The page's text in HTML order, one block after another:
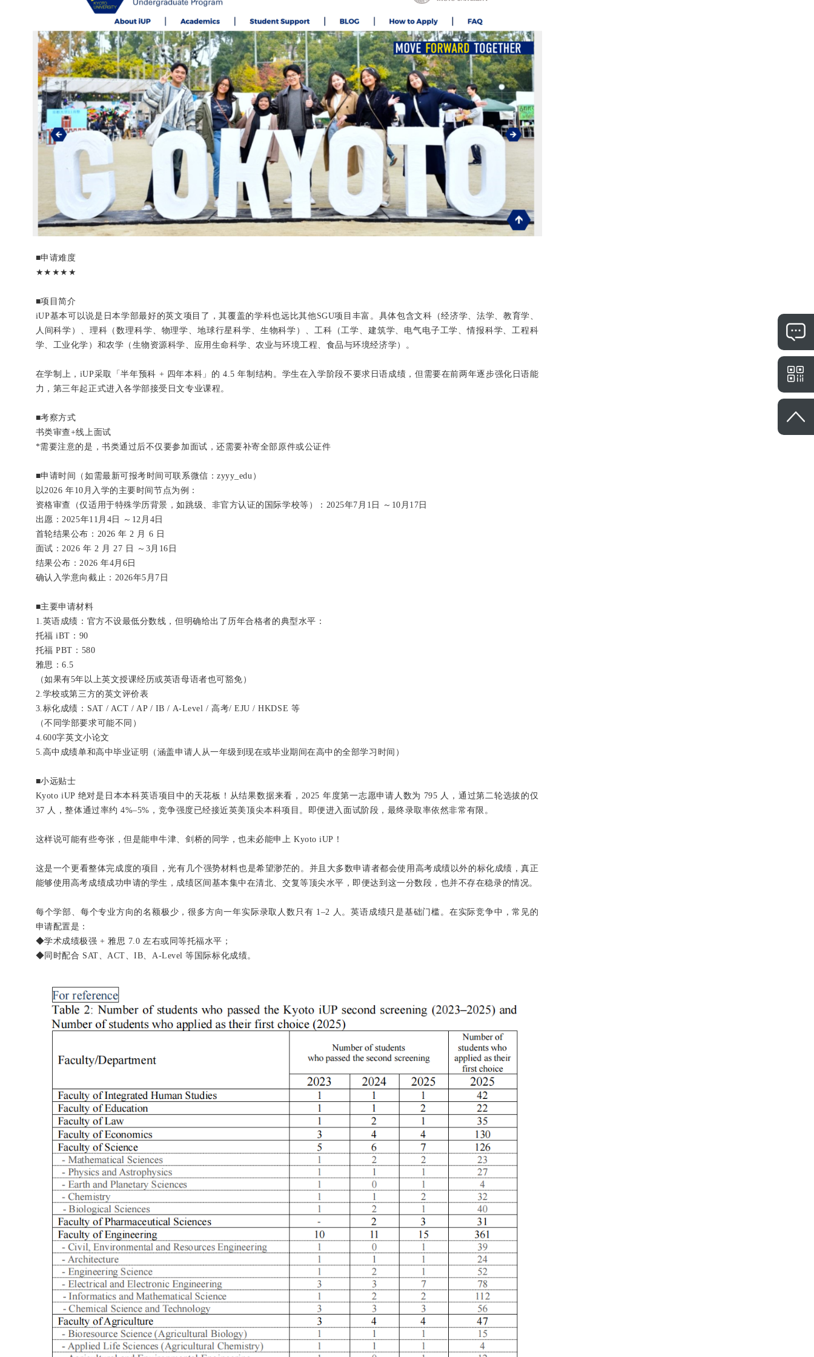
■申请难度
★★★★★
■项目简介
iUP基本可以说是日本学部最好的英文项目了，其覆盖的学科也远比其他SGU项目丰富。具体包含文科（经济学、法学、教育学、
人间科学）、理科（数理科学、物理学、地球行星科学、生物科学）、工科（工学、建筑学、电气电子工学、情报科学、工程科
学、工业化学）和农学（生物资源科学、应用生命科学、农业与环境工程、食品与环境经济学）。
在学制上，iUP采取「半年预科 + 四年本科」的 4.5 年制结构。学生在入学阶段不要求日语成绩，但需要在前两年逐步强化日语能
力，第三年起正式进入各学部接受日文专业课程。
■考察方式
书类审查+线上面试
*需要注意的是，书类通过后不仅要参加面试，还需要补寄全部原件或公证件
■申请时间（如需最新可报考时间可联系微信：zyyy_edu ）
以2026 年10月入学的主要时间节点为例：
资格审查（仅适用于特殊学历背景，如跳级、非官方认证的国际学校等）：2025年7月1日 ～10月17日
出愿：2025年11月4日 ～12月4日
首轮结果公布：2026 年 2 月 6 日
面试：2026 年 2 月 27 日 ～3月16日
结果公布：2026 年4月6日
确认入学意向截止：2026年5月7日
■主要申请材料
1.英语成绩：官方不设最低分数线，但明确给出了历年合格者的典型水平：
托福 iBT：90
托福 PBT：580
雅思：6.5
（如果有5年以上英文授课经历或英语母语者也可豁免）
2.学校或第三方的英文评价表
3.标化成绩：SAT / ACT / AP / IB / A-Level / 高考/ EJU / HKDSE 等
（不同学部要求可能不同）
4.600字英文小论文
5.高中成绩单和高中毕业证明（涵盖申请人从一年级到现在或毕业期间在高中的全部学习时间）
■小远贴士
Kyoto iUP 绝对是日本本科英语项目中的天花板！从结果数据来看，2025 年度第一志愿申请人数为 795 人，通过第二轮选拔的仅
37 人，整体通过率约 4%–5%，竞争强度已经接近英美顶尖本科项目。即便进入面试阶段，最终录取率依然非常有限。
这样说可能有些夸张，但是能申牛津、剑桥的同学，也未必能申上 Kyoto iUP！
这是一个更看整体完成度的项目，光有几个强势材料也是希望渺茫的。并且大多数申请者都会使用高考成绩以外的标化成绩，真正
能够使用高考成绩成功申请的学生，成绩区间基本集中在清北、交复等顶尖水平，即便达到这一分数段，也并不存在稳录的情况。
每个学部、每个专业方向的名额极少，很多方向一年实际录取人数只有 1–2 人。英语成绩只是基础门槛。在实际竞争中，常见的
申请配置是：
◆学术成绩极强 + 雅思 7.0 左右或同等托福水平；
◆同时配合 SAT、ACT、IB、A-Level 等国际标化成绩。